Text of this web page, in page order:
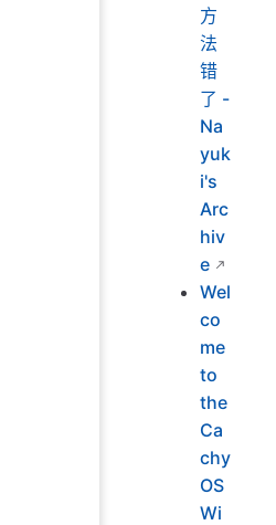
方
法
错
了 -
Na
yuk
i's
Arc
hiv
e
Wel
co
me
to
the
Ca
chy
OS
Wi